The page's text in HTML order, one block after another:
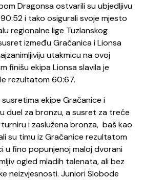
Dragonsa ostvarili su ubjedljivu
i tako osigurali svoje mjesto
regionalne lige Tuzlanskog
između Gračanica i Lionsa
utakmicu na ovoj
finišu ekipa Lionsa slavila je
rezultatom 60:67.
ekipe Gračanice i
duel za bronzu, a susret za treće
i zaslužena bronza, baš kao
su timu iz Gračanice rezultatom
u fino popunjenoj maloj dvorani
ogled mladih talenata, ali bez
neizvjesnosti. Juniori Slobode